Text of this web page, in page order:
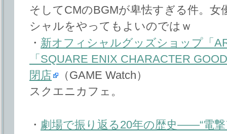
そしてCMのBGMが卑怯すぎる件。
シャルをやってもよいのではｗ
・ 新オフィシャルグッズショップ「
「SQUARE ENIX CHARACTER
閉店
（GAME Watch）
スクエニカフェ。
・ 劇場で振り返る20年の歴史――“電